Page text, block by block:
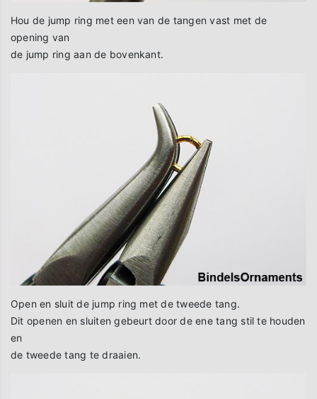
Hou de jump ring met een van de tangen vast met de
opening van
de jump ring aan de bovenkant.
Open en sluit de jump ring met de tweede tang.
Dit openen en sluiten gebeurt door de ene tang stil te houden
en
de tweede tang te draaien.